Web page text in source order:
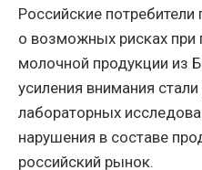
Российские
о возможных рисках при
молочной продукции из
усиления внимания
лабораторных
нарушения в составе
российский рынок.